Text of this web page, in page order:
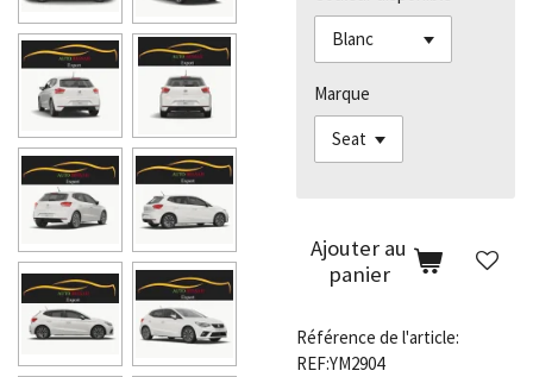
Marque
Ajouter au
panier
Référence de l'article:
REF:YM2904